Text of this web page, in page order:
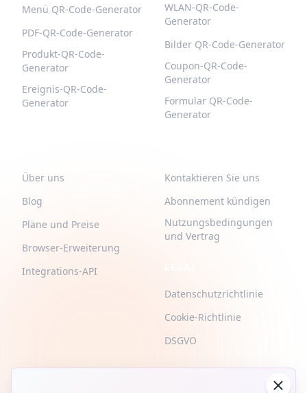
Menü QR-Code-Generator
PDF-QR-Code-Generator
Produkt-QR-Code-
Generator
Ereignis-QR-Code-
Generator
WLAN-QR-Code-
Generator
Bilder QR-Code-Generator
Coupon-QR-Code-
Generator
Formular QR-Code-
Generator
Über uns
Blog
Pläne und Preise
Browser-Erweiterung
Integrations-API
Kontaktieren Sie uns
Abonnement kündigen
Nutzungsbedingungen
und Vertrag
Datenschutzrichtlinie
Cookie-Richtlinie
DSGVO